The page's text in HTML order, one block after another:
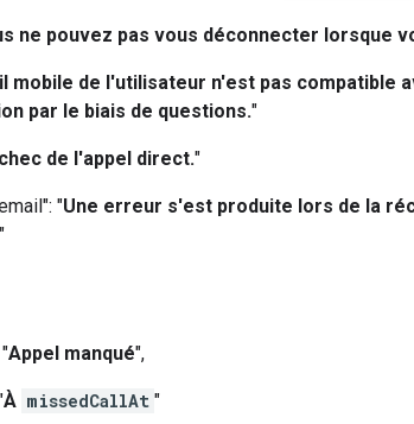
ne pouvez pas vous déconnecter lorsque
mobile de l'utilisateur n'est pas compatible
par le biais de questions."
de l'appel direct."
"Une erreur s'est produite lors de la
"
Appel manqué",
À missedCallAt "